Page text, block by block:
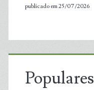
publicado em 25/07/2026
Populares